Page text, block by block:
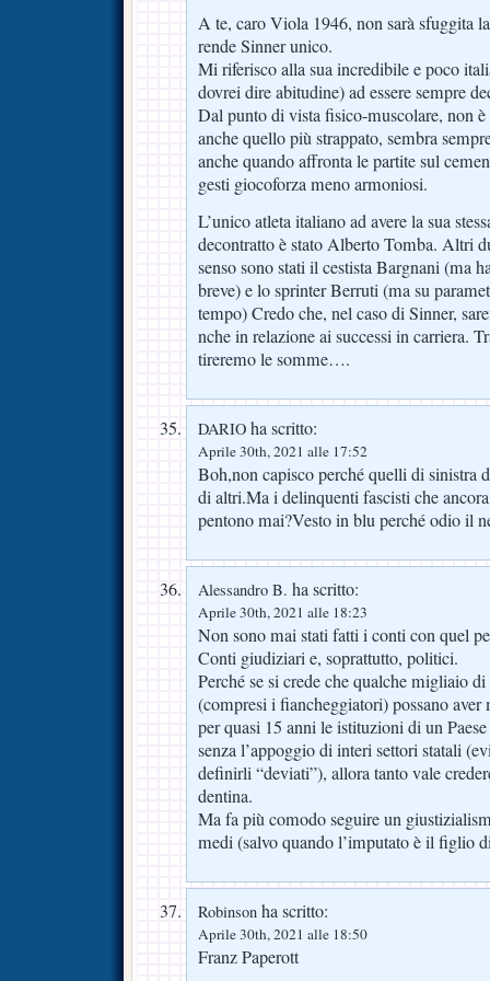
A te, caro Viola 1946, non sarà sfuggita
rende Sinner unico.
Mi riferisco alla sua incredibile e poco
dovrei dire abitudine) ad essere sempre
Dal punto di vista fisico-muscolare, non
anche quello più strappato, sembra
anche quando affronta le partite sul
gesti giocoforza meno armoniosi.
L’unico atleta italiano ad avere la sua
decontratto è stato Alberto Tomba. Altri
senso sono stati il cestista Bargnani (ma
breve) e lo sprinter Berruti (ma su
tempo) Credo che, nel caso di Sinner,
nche in relazione ai successi in carriera.
tireremo le somme….
DARIO ha scritto:
Aprile 30th, 2021 alle 17:52
Boh,non capisco perché quelli di sinistra
di altri.Ma i delinquenti fascisti che
pentono mai?Vesto in blu perché odio il
Alessandro B. ha scritto:
Aprile 30th, 2021 alle 18:23
Non sono mai stati fatti i conti con quel
Conti giudiziari e, soprattutto, politici.
Perché se si crede che qualche migliaio
(compresi i fiancheggiatori) possano aver
per quasi 15 anni le istituzioni di un
senza l’appoggio di interi settori statali
definirli “deviati”), allora tanto vale
dentina.
Ma fa più comodo seguire un
medi (salvo quando l’imputato è il figlio
Robinson ha scritto:
Aprile 30th, 2021 alle 18:50
Franz Paperott